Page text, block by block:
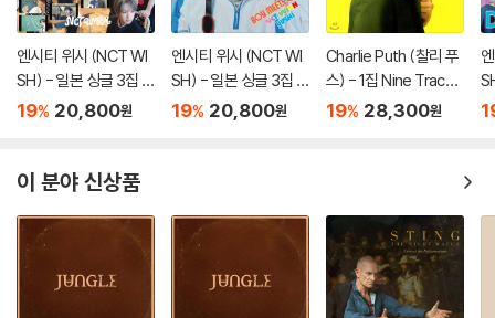
엔시티 위시 (NCT WI
SH) - 일본 싱글 3집 Y
O-I-DON! / BOY ME
19% 20,800원
엔시티 위시 (NCT WI
SH) - 일본 싱글 3집 Y
O-I-DON! / BOY ME
19% 20,800원
Charlie Puth (찰리 푸
스) - 1집 Nine Track
Mind [LP]
19% 28,300원
이 분야 신상품